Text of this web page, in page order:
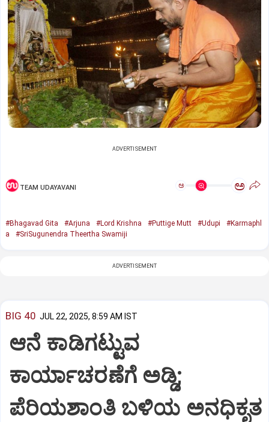
ADVERTISEMENT
TEAM UDAYAVANI ಅ ಅ
#Bhagavad Gita #Arjuna #Lord Krishna #Puttige Mutt #Udupi
#Karmaphl
a
#SriSugunendra Theertha Swamiji
ADVERTISEMENT
BIG 40 JUL 22, 2025, 8:59 AM IST
ಆನೆ ಕಾಡಿಗಟ್ಟುವ
ಕಾರ್ಯಾಚರಣೆಗೆ ಅಡ್ಡಿ;
ಪೆರಿಯಶಾಂತಿ ಬಳಿಯ ಅನಧಿಕೃತ